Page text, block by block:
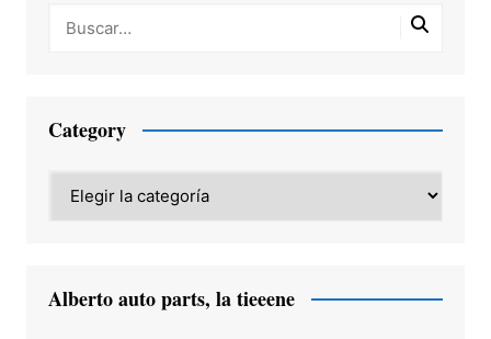
Category
Alberto auto parts, la tieeene